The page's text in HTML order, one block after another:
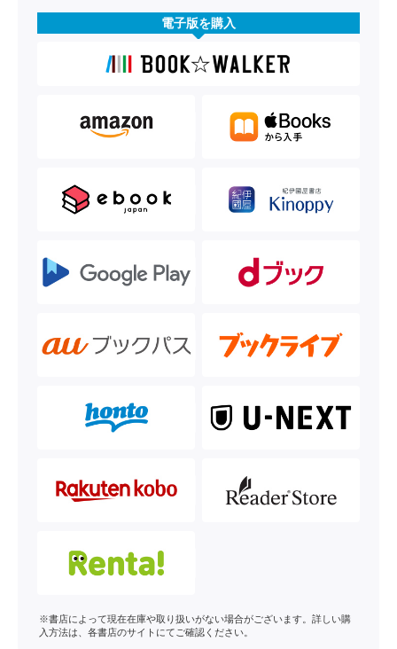
電子版を購入
※書店によって現在在庫や取り扱いがない場合がございます。詳しい購
入方法は、各書店のサイトにてご確認ください。